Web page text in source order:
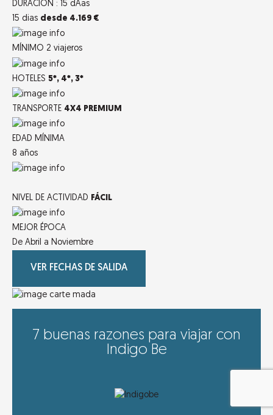
DURACIÓN : 15 dÃ­as
15 dias desde 4.169 €
MÍNIMO 2 viajeros
HOTELES 5*, 4*, 3*
TRANSPORTE 4X4 PREMIUM
EDAD MÍNIMA
8 años
NIVEL DE ACTIVIDAD FÁCIL
MEJOR ÉPOCA
De Abril a Noviembre
VER FECHAS DE SALIDA
7 buenas razones para viajar con
Indigo Be